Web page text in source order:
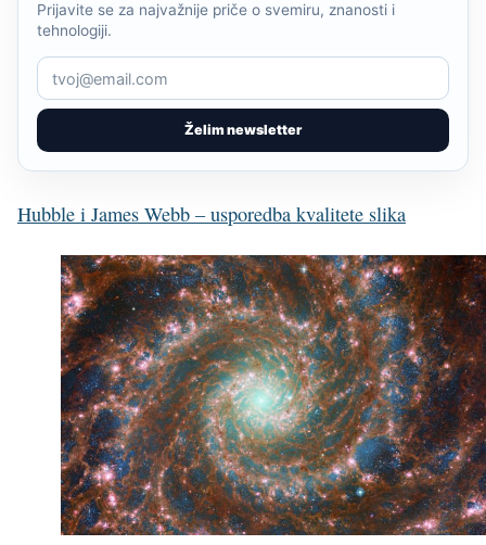
Želim newsletter
Prijavite se za najvažnije priče o svemiru, znanosti i
tehnologiji.
Hubble i James Webb – usporedba kvalitete slika